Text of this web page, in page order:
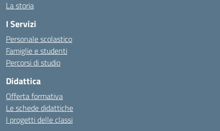
La storia
I Servizi
Personale scolastico
Famiglie e studenti
Percorsi di studio
Didattica
Offerta formativa
Le schede didattiche
I progetti delle classi